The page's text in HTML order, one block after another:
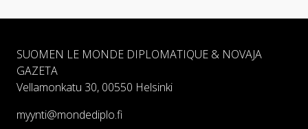
SUOMEN LE MONDE DIPLOMATIQUE & NOVAJA
GAZETA
Vellamonkatu 30, 00550 Helsinki
myynti@mondediplo.fi